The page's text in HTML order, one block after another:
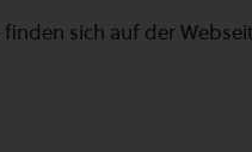
finden sich auf der